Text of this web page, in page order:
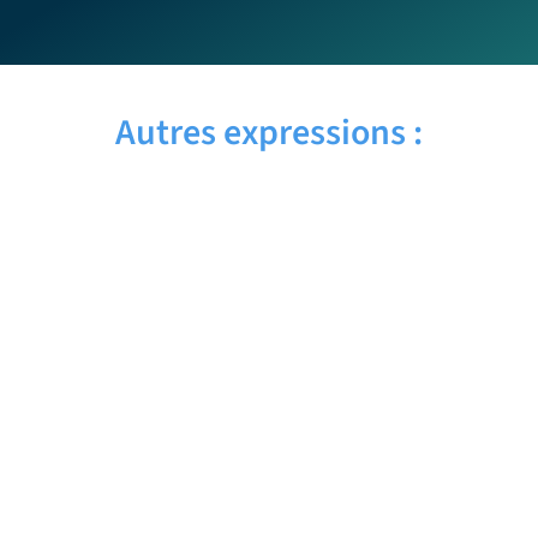
Autres expressions :